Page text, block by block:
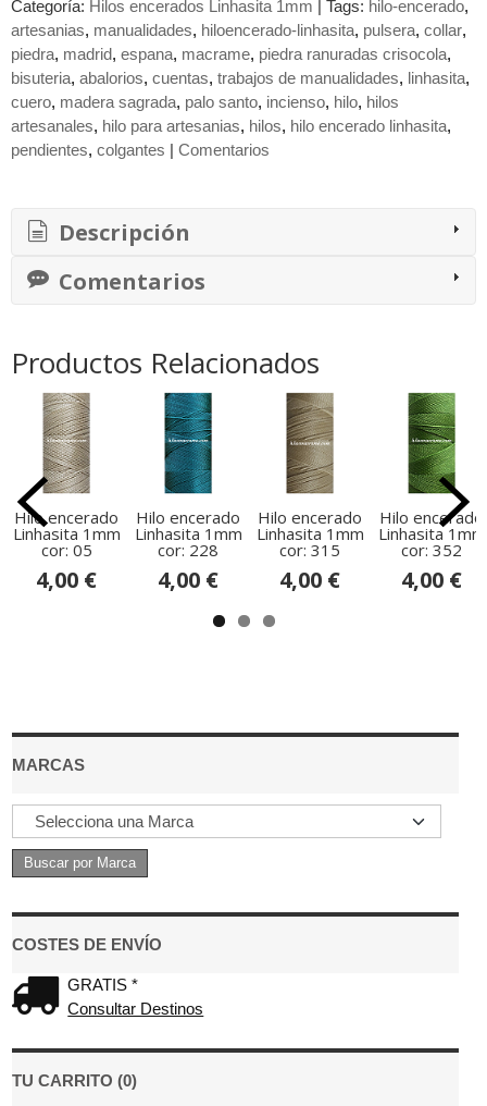
MARCAS
COSTES DE ENVÍO
GRATIS *
Consultar Destinos
TU CARRITO (0)
Categoría: Hilos encerados Linhasita 1mm | Tags: hilo-encerado
artesanias manualidades hiloencerado-linhasita pulsera collar
piedra madrid espana macrame piedra ranuradas crisocola
bisuteria abalorios cuentas trabajos de manualidades linhasita
cuero madera sagrada palo santo incienso hilo hilos
artesanales hilo para artesanias hilos hilo encerado linhasita
pendientes colgantes | Comentarios
Descripción
Comentarios
Productos Relacionados
Hilo encerado
Linhasita 1mm
cor: 05
4,00 €
Hilo encerado
Linhasita 1mm
cor: 228
4,00 €
Hilo encerado
Linhasita 1mm
cor: 315
4,00 €
Hilo encerado
Linhasita 1mm
cor: 352
4,00 €